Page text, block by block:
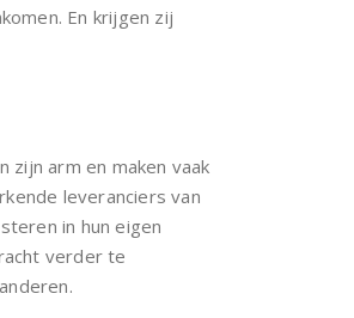
En krijgen zij
zijn arm en maken vaak
leveranciers van
in hun eigen
verder te